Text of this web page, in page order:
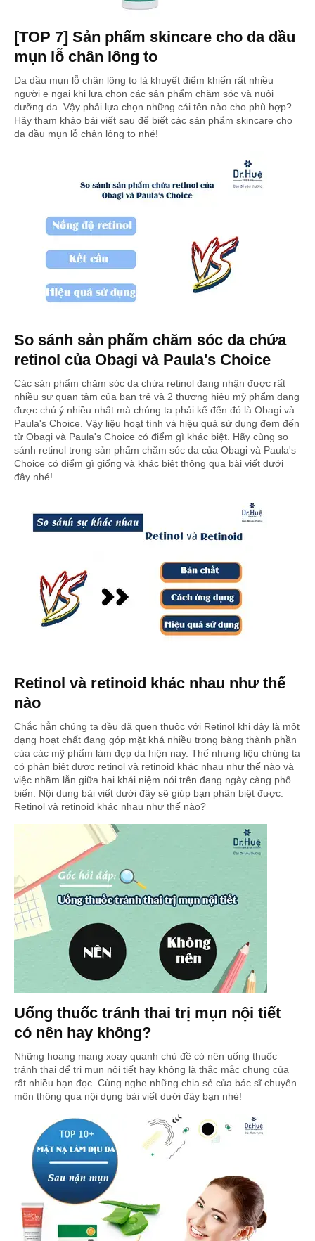
[TOP 7] Sản phẩm skincare cho da dầu
mụn lỗ chân lông to
Da dầu mụn lỗ chân lông to là khuyết điểm khiến rất nhiều
người e ngại khi lựa chọn các sản phẩm chăm sóc và nuôi
dưỡng da. Vậy phải lựa chọn những cái tên nào cho phù hợp?
Hãy tham khảo bài viết sau để biết các sản phẩm skincare cho
da dầu mụn lỗ chân lông to nhé!
So sánh sản phẩm chăm sóc da chứa
retinol của Obagi và Paula's Choice
Các sản phẩm chăm sóc da chứa retinol đang nhận được rất
nhiều sự quan tâm của bạn trẻ và 2 thương hiệu mỹ phẩm đang
được chú ý nhiều nhất mà chúng ta phải kể đến đó là Obagi và
Paula's Choice. Vậy liệu hoạt tính và hiệu quả sử dụng đem đến
từ Obagi và Paula's Choice có điểm gì khác biệt. Hãy cùng so
sánh retinol trong sản phẩm chăm sóc da của Obagi và Paula's
Choice có điểm gì giống và khác biệt thông qua bài viết dưới
đây nhé!
Retinol và retinoid khác nhau như thế
nào
Chắc hẳn chúng ta đều đã quen thuộc với Retinol khi đây là một
dạng hoạt chất đang góp mặt khá nhiều trong bàng thành phần
của các mỹ phẩm làm đẹp da hiện nay. Thế nhưng liệu chúng ta
có phân biệt được retinol và retinoid khác nhau như thế nào và
việc nhầm lẫn giữa hai khái niệm nói trên đang ngày càng phổ
biến. Nội dung bài viết dưới đây sẽ giúp bạn phân biệt được:
Retinol và retinoid khác nhau như thế nào?
Uống thuốc tránh thai trị mụn nội tiết
có nên hay không?
Những hoang mang xoay quanh chủ đề có nên uống thuốc
tránh thai để trị mụn nội tiết hay không là thắc mắc chung của
rất nhiều bạn đọc. Cùng nghe những chia sẻ của bác sĩ chuyên
môn thông qua nội dụng bài viết dưới đây bạn nhé!